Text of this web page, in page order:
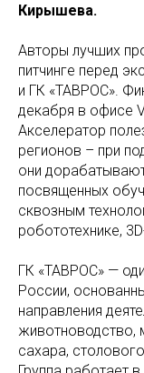
Кирышева.
Авторы лучших
питчинге перед
и ГК «ТАВРОС».
декабря в офисе
Акселератор
регионов – при
они
посвященных
сквозным
робототехнике,
ГК «ТАВРОС» —
России,
направления
животноводство,
сахара,